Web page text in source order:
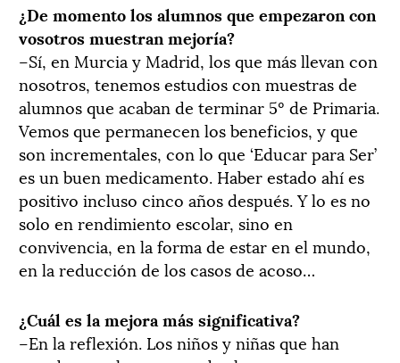
¿De momento los alumnos que empezaron con
vosotros muestran mejoría?
–Sí, en Murcia y Madrid, los que más llevan con
nosotros, tenemos estudios con muestras de
alumnos que acaban de terminar 5º de Primaria.
Vemos que permanecen los beneficios, y que
son incrementales, con lo que ‘Educar para Ser’
es un buen medicamento. Haber estado ahí es
positivo incluso cinco años después. Y lo es no
solo en rendimiento escolar, sino en
convivencia, en la forma de estar en el mundo,
en la reducción de los casos de acoso…
¿Cuál es la mejora más significativa?
–En la reflexión. Los niños y niñas que han